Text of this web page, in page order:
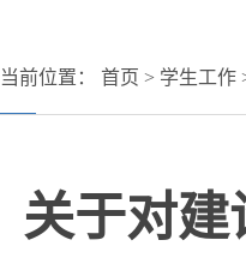
当前位置： 首页 > 学生工作
关于对